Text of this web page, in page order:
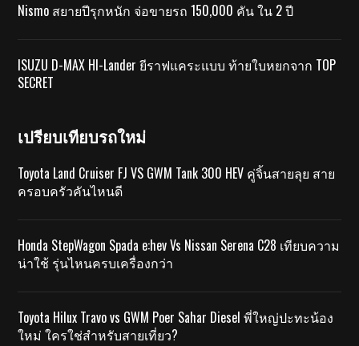
Nismo สยายปีรุกหนัก จ่อขายรถ 150,000 คัน ใน 2 ปี
ISUZU D-MAX HI-Lander ยีราฟแคระแบบ ท้ายใบหยกจาก TOP
SECRET
เปรียบเทียบรถใหม่
Toyota Land Cruiser FJ VS GWM Tank 300 HEV คู่จิ้นสายลุย สาย
ครอบครัวคันไหนดี
Honda StepWagon Spada e:hev Vs Nissan Serena C28 เทียบความ
น่าใช้ รุ่นไหนครบเครื่องกว่า
Toyota Hilux Travo vs GWM Poer Sahar Diesel พี่ใหญ่ปะทะน้อง
ใหม่ ใครใช่สำหรับสายเที่ยว?